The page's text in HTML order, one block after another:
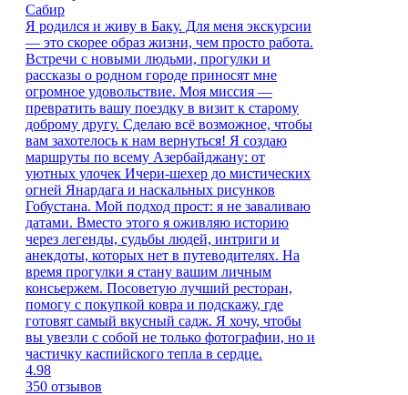
Сабир
Я родился и живу в Баку. Для меня экскурсии
— это скорее образ жизни, чем просто работа.
Встречи с новыми людьми, прогулки и
рассказы о родном городе приносят мне
огромное удовольствие. Моя миссия —
превратить вашу поездку в визит к старому
доброму другу. Сделаю всё возможное, чтобы
вам захотелось к нам вернуться! Я создаю
маршруты по всему Азербайджану: от
уютных улочек Ичери-шехер до мистических
огней Янардага и наскальных рисунков
Гобустана. Мой подход прост: я не заваливаю
датами. Вместо этого я оживляю историю
через легенды, судьбы людей, интриги и
анекдоты, которых нет в путеводителях. На
время прогулки я стану вашим личным
консьержем. Посоветую лучший ресторан,
помогу с покупкой ковра и подскажу, где
готовят самый вкусный садж. Я хочу, чтобы
вы увезли с собой не только фотографии, но и
частичку каспийского тепла в сердце.
4.98
350 отзывов